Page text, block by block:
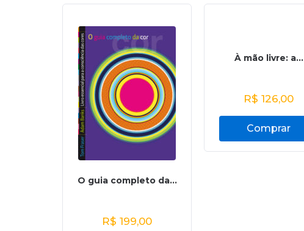
O guia completo da...
R$ 199,00
À mão livre: a...
R$ 126,00
Comprar